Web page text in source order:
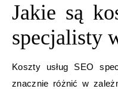
Jakie są
specjalisty
Koszty usług SEO
znacznie różnić w